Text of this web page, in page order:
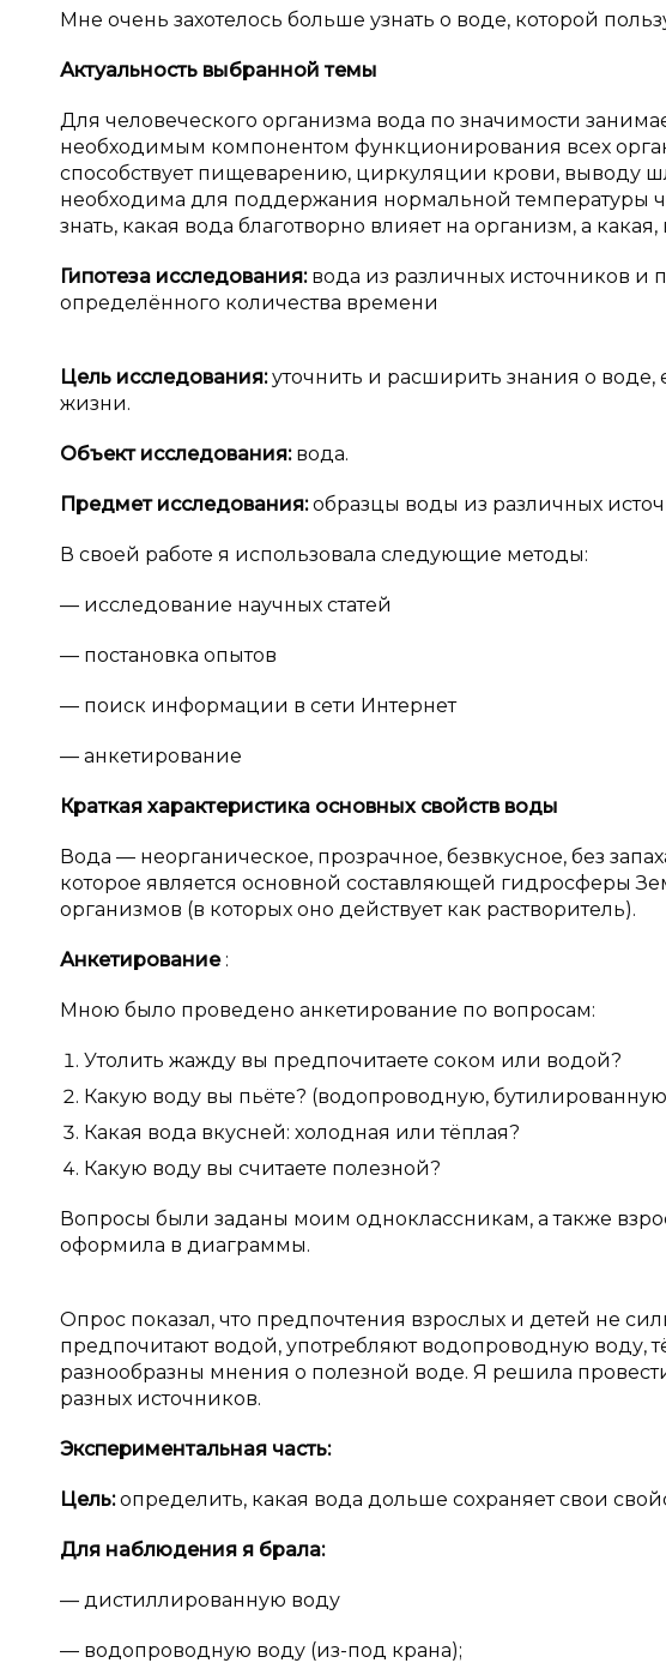
Мне очень захотелось больше узнать о воде, которой
Актуальность выбранной темы
Для человеческого организма вода по значимости
необходимым компонентом функционирования всех
способствует пищеварению, циркуляции крови, выводу
необходима для поддержания нормальной температуры
знать, какая вода благотворно влияет на организм, а
Гипотеза исследования: вода из различных источников и
определённого количества времени
Цель исследования:уточнить и расширить знания о
жизни.
Объект исследования: вода.
Предмет исследования:образцы воды из различных
В своей работе я использовала следующие методы:
— исследование научных статей
— постановка опытов
— поиск информации в сети Интернет
— анкетирование
Краткая характеристика основных свойств воды
Вода — неорганическое, прозрачное, безвкусное, без
которое является основной составляющей гидросферы
организмов (в которых оно действует как растворитель).
Анкетирование :
Мною было проведено анкетирование по вопросам:
Утолить жажду вы предпочитаете соком или водой?
Какую воду вы пьёте? (водопроводную,
Какая вода вкусней: холодная или тёплая?
Какую воду вы считаете полезной?
Вопросы были заданы моим одноклассникам, а также
оформила в диаграммы.
Опрос показал, что предпочтения взрослых и детей не
предпочитают водой, употребляют водопроводную воду,
разнообразны мнения о полезной воде. Я решила
разных источников.
Экспериментальная часть:
Цель:определить, какая вода дольше сохраняет свои
Для наблюдения я брала:
— дистиллированную воду
— водопроводную воду (из-под крана);